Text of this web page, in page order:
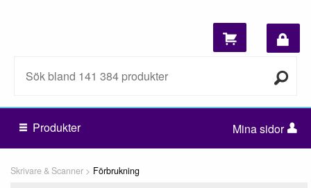
Produkter Mina sidor
Skrivare & Scanner Förbrukning